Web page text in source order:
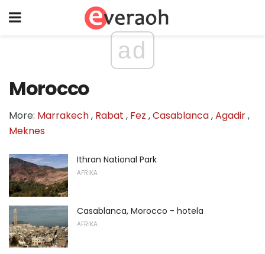
ad
Morocco
More: Marrakech, Rabat , Fez ,Casablanca,Agadir,
Meknes
Ithran National Park
AFRIKA
Casablanca, Morocco - hotela
AFRIKA